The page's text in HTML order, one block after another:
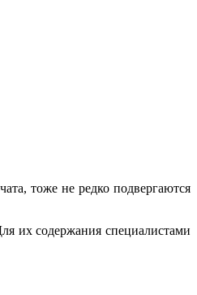
тоже не редко подвергаются
их содержания специалистами